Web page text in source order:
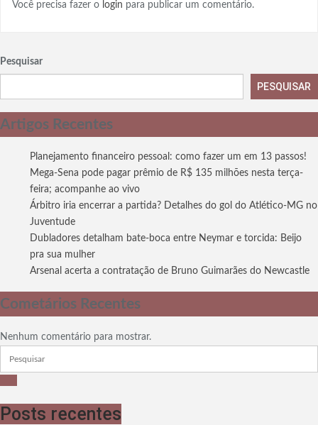
Você precisa fazer o login para publicar um comentário.
Pesquisar
PESQUISAR
Artigos Recentes
Planejamento financeiro pessoal: como fazer um em 13 passos!
Mega-Sena pode pagar prêmio de R$ 135 milhões nesta terça-
feira; acompanhe ao vivo
Árbitro iria encerrar a partida? Detalhes do gol do Atlético-MG no
Juventude
Dubladores detalham bate-boca entre Neymar e torcida: Beijo
pra sua mulher
Arsenal acerta a contratação de Bruno Guimarães do Newcastle
Cometários Recentes
Nenhum comentário para mostrar.
Posts recentes